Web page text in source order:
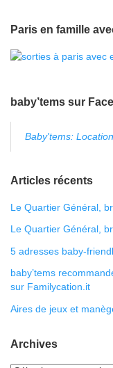
Paris en famille
baby’tems sur
Baby'tems:
Articles récents
Le Quartier Général,
Le Quartier Général,
5 adresses baby-
baby’tems
sur Familycation.it
Aires de jeux et
Archives